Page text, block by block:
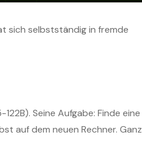
sich selbstständig in fremde
Seine Aufgabe: Finde eine
auf dem neuen Rechner. Ganz